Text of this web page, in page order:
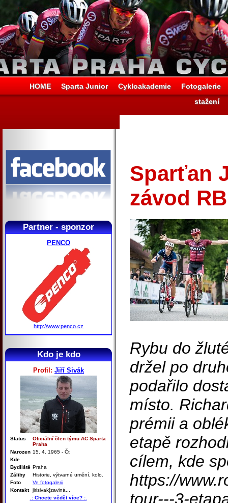
HOME Sparta Junior Cykloakademie
Fotogalerie
stažení
Partner - sponzor
PENCO
http://www.penco.cz
Kdo je kdo
Profil: Jiří Sivák
Status
Oficiální člen týmu AC Sparta
Praha
Narozen 15. 4. 1965 - Čt
Kde
Bydliště Praha
Záliby
Historie, výtvarné umění, kolo.
Foto
Ve fotogalerii
Kontakt jirisivak[zaviná...
.: Chcete vědět více? :.
Sparťan
závod
Rybu do
držel po
podařilo
místo.
prémii a
etapě
cílem, kde
https://
tour---3-